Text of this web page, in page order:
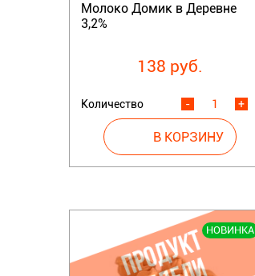
Молоко Домик в Деревне
3,2%
138 руб.
Количество +
-
НОВИНКА